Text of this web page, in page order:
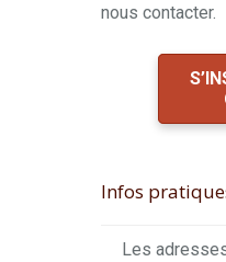
nous contacter.
Infos
Les